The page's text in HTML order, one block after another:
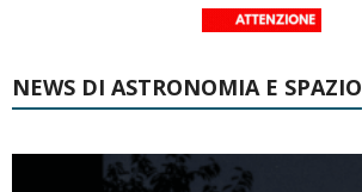
NEWS DI ASTRONOMIA E SPAZIO